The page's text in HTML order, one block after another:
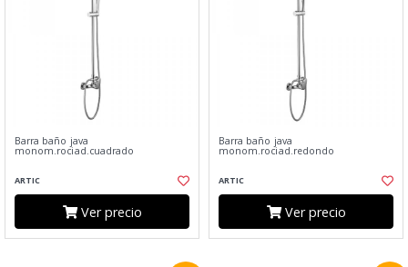
Barra baño java
monom.rociad.cuadrado
ARTIC
Ver precio
Barra baño java
monom.rociad.redondo
ARTIC
Ver precio